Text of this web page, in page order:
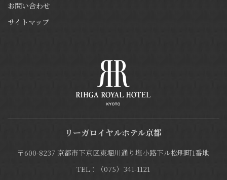
お問い合わせ
サイトマップ
リーガロイヤルホテル京都
〒600-8237 京都市下京区東堀川通り塩小路下ル松明町1番地
TEL：（075）341-1121